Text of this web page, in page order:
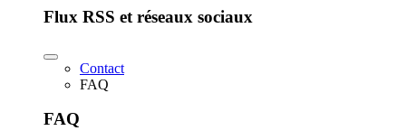
Flux RSS et réseaux sociaux
Contact
FAQ
FAQ